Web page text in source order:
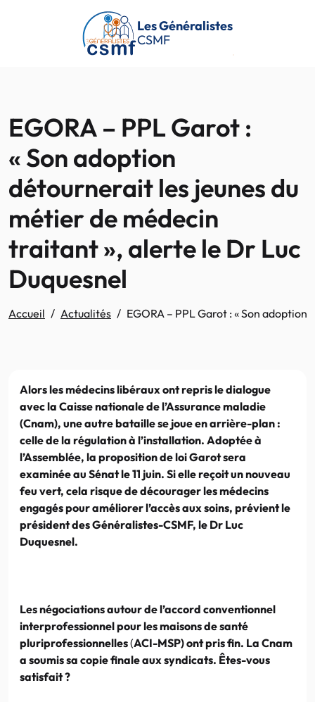
Passer au contenu principal
Les Généralistes
CSMF
EGORA – PPL Garot :
« Son adoption
détournerait les jeunes du
métier de médecin
traitant », alerte le Dr Luc
Duquesnel
Accueil Actualités EGORA – PPL Garot : « Son
Alors les médecins libéraux ont repris le dialogue
avec la Caisse nationale de l’Assurance maladie
(Cnam), une autre bataille se joue en arrière-plan :
celle de la régulation à l’installation. Adoptée à
l’Assemblée, la proposition de loi Garot sera
examinée au Sénat le 11 juin. Si elle reçoit un nouveau
feu vert, cela risque de décourager les médecins
engagés pour améliorer l’accès aux soins, prévient le
président des Généralistes-CSMF, le Dr Luc
Duquesnel.
Les négociations autour de l’accord conventionnel
interprofessionnel pour les maisons de santé
pluriprofessionnelles(ACI-MSP) ont pris fin. La Cnam
a soumis sa copie finale aux syndicats. Êtes-vous
satisfait ?